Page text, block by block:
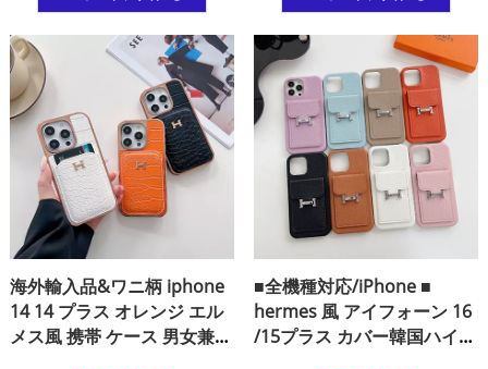
ホン 14プラス 少女
iphoneケース 13pro/12pro
max ケース 低価格 ヴィトン
ブランド hermes風 ケース
海外輸入品&ワニ柄 iphone
14 14 プラス オレンジ エル
メス風 携帯 ケース 男女兼用
■全機種対応/iPhone ■
hermes 風 アイフォーン 16
/15プラス カバー韓国ハイブ